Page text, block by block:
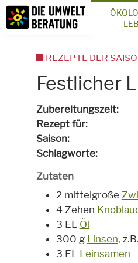
Inhalt
Suche
Festlicher
Zubereitungszeit
Rezept für
Saison
Schlagworte
Zutaten
2 mittelgroße
4 Zehen
3 EL Öl
300 g Linsen,
3 EL Leinsamen
REZEPTE DER